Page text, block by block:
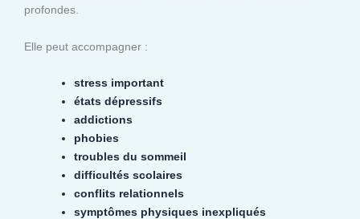
profondes.
Elle peut accompagner :
stress important
états dépressifs
addictions
phobies
troubles du sommeil
difficultés scolaires
conflits relationnels
symptômes physiques inexpliqués